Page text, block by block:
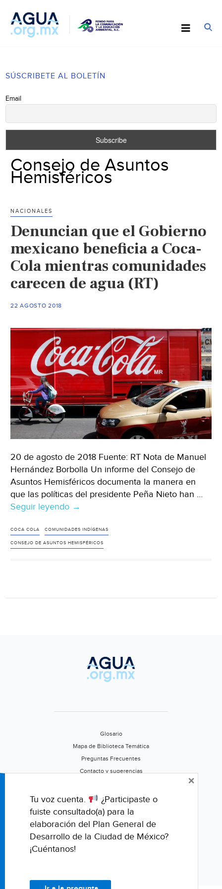
SÚSCRIBETE AL BOLETÍN
Email
Consejo de Asuntos
Hemisféricos
NACIONALES
Denuncian que el Gobierno
mexicano beneficia a Coca-
Cola mientras comunidades
carecen de agua (RT)
22 AGOSTO 2018
20 de agosto de 2018 Fuente: RT Nota de Manuel
Hernández Borbolla Un informe del Consejo de
Asuntos Hemisféricos documenta la manera en
que las políticas del presidente Peña Nieto han …
Seguir leyendo Denuncian
el
Gobierno
agua
→
COCA COLA COMUNIDADES INDÍGENAS
CONSEJO DE ASUNTOS HEMISFÉRICOS
Glosario
Mapa de Biblioteca Temática
Preguntas Frecuentes
Contacto y sugerencias
Califica este portal
Tu voz cuenta.
¿Participaste o
fuiste consultado(a) para la
elaboración del Plan General de
Desarrollo de la Ciudad de México?
¡Cuéntanos!
×